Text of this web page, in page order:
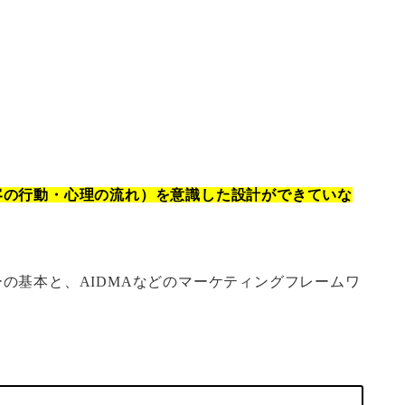
行動・心理の流れ）を意識した設計ができていな
基本と、AIDMAなどのマーケティングフレームワ